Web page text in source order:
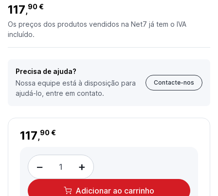
117,90 €
Os preços dos produtos vendidos na Net7 já tem o IVA
incluído.
Precisa de ajuda?
Nossa equipe está à disposição para
ajudá-lo, entre em contato.
Contacte-nos
117,90 €
− +
Adicionar ao carrinho